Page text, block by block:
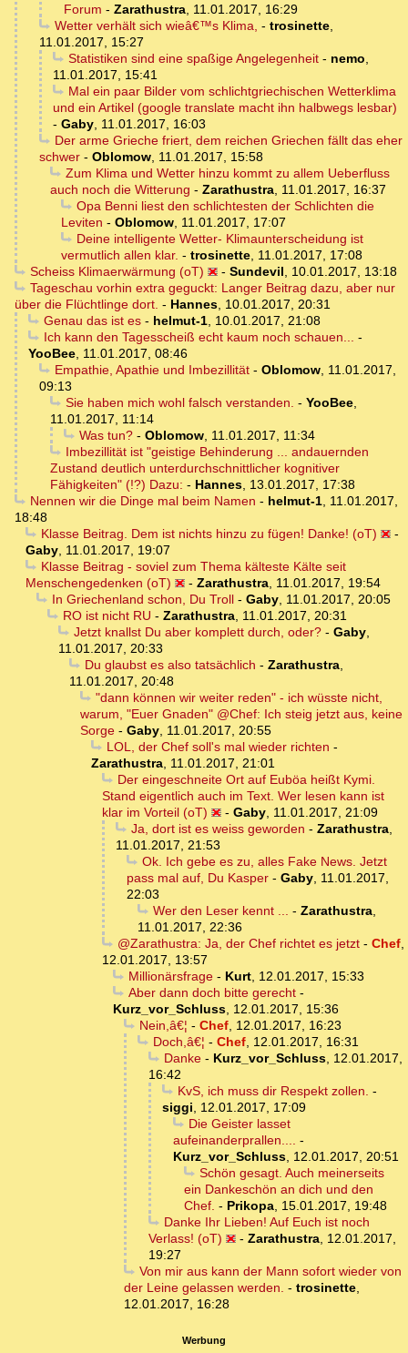
Forum - Zarathustra, 11.01.2017, 16:29
Wetter verhält sich wieâ€™s Klima, - trosinette,
11.01.2017, 15:27
Statistiken sind eine spaßige Angelegenheit- nemo,
11.01.2017, 15:41
Mal ein paar Bilder vom schlichtgriechischen Wetterklima
und ein Artikel (google translate macht ihn halbwegs lesbar)
- Gaby, 11.01.2017, 16:03
Der arme Grieche friert, dem reichen Griechen fällt das eher
schwer - Oblomow, 11.01.2017, 15:58
Zum Klima und Wetter hinzu kommt zu allem Ueberfluss
auch noch die Witterung - Zarathustra, 11.01.2017, 16:37
Opa Benni liest den schlichtesten der Schlichten die
Leviten - Oblomow, 11.01.2017, 17:07
Deine intelligente Wetter- Klimaunterscheidung ist
vermutlich allen klar. - trosinette, 11.01.2017, 17:08
Scheiss Klimaerwärmung (oT)
- Sundevil, 10.01.2017, 13:18
Tageschau vorhin extra geguckt: Langer Beitrag dazu, aber nur
über die Flüchtlinge dort. - Hannes, 10.01.2017, 20:31
Genau das ist es- helmut-1, 10.01.2017, 21:08
Ich kann den Tagesscheiß echt kaum noch schauen... -
YooBee, 11.01.2017, 08:46
Empathie, Apathie und Imbezillität- Oblomow, 11.01.2017,
09:13
Sie haben mich wohl falsch verstanden. - YooBee,
11.01.2017, 11:14
Was tun?- Oblomow, 11.01.2017, 11:34
Imbezillität ist "geistige Behinderung ... andauernden
Zustand deutlich unterdurchschnittlicher kognitiver
Fähigkeiten" (!?) Dazu: - Hannes, 13.01.2017, 17:38
Nennen wir die Dinge mal beim Namen - helmut-1, 11.01.2017,
18:48
Klasse Beitrag. Dem ist nichts hinzu zu fügen! Danke! (oT)
-
Gaby, 11.01.2017, 19:07
Klasse Beitrag - soviel zum Thema kälteste Kälte seit
Menschengedenken (oT)
- Zarathustra, 11.01.2017, 19:54
In Griechenland schon, Du Troll- Gaby, 11.01.2017, 20:05
RO ist nicht RU - Zarathustra, 11.01.2017, 20:31
Jetzt knallst Du aber komplett durch, oder?- Gaby,
11.01.2017, 20:33
Du glaubst es also tatsächlich - Zarathustra,
11.01.2017, 20:48
"dann können wir weiter reden" - ich wüsste nicht,
warum, "Euer Gnaden" @Chef: Ich steig jetzt aus, keine
Sorge - Gaby, 11.01.2017, 20:55
LOL, der Chef soll's mal wieder richten -
Zarathustra, 11.01.2017, 21:01
Der eingeschneite Ort auf Euböa heißt Kymi.
Stand eigentlich auch im Text. Wer lesen kann ist
klar im Vorteil (oT)
- Gaby, 11.01.2017, 21:09
Ja, dort ist es weiss geworden - Zarathustra,
11.01.2017, 21:53
Ok. Ich gebe es zu, alles Fake News. Jetzt
pass mal auf, Du Kasper - Gaby, 11.01.2017,
22:03
Wer den Leser kennt ... - Zarathustra,
11.01.2017, 22:36
@Zarathustra: Ja, der Chef richtet es jetzt- Chef,
12.01.2017, 13:57
Millionärsfrage- Kurt, 12.01.2017, 15:33
Aber dann doch bitte gerecht-
Kurz_vor_Schluss, 12.01.2017, 15:36
Nein,â€¦ - Chef, 12.01.2017, 16:23
Doch,â€¦ - Chef, 12.01.2017, 16:31
Danke- Kurz_vor_Schluss, 12.01.2017,
16:42
KvS, ich muss dir Respekt zollen. -
siggi, 12.01.2017, 17:09
Die Geister lasset
aufeinanderprallen.... -
Kurz_vor_Schluss, 12.01.2017, 20:51
Schön gesagt. Auch meinerseits
ein Dankeschön an dich und den
Chef. - Prikopa, 15.01.2017, 19:48
Danke Ihr Lieben! Auf Euch ist noch
Verlass! (oT)
- Zarathustra, 12.01.2017,
19:27
Von mir aus kann der Mann sofort wieder von
der Leine gelassen werden. - trosinette,
12.01.2017, 16:28
Werbung